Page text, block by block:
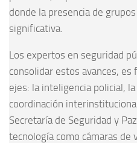
donde la presencia de
significativa.
Los expertos en seguridad
consolidar estos avances,
ejes: la inteligencia policial,
coordinación
Secretaría de Seguridad y
tecnología como cámaras de